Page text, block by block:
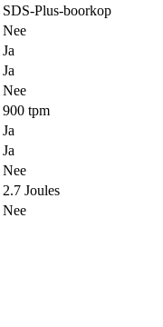
SDS-Plus-boorkop
Nee
Ja
Ja
Nee
900 tpm
Ja
Ja
Nee
2.7 Joules
Nee